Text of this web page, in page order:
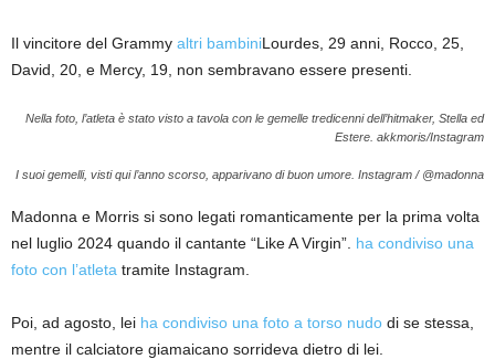
Il vincitore del Grammy altri bambiniLourdes, 29 anni, Rocco, 25,
David, 20, e Mercy, 19, non sembravano essere presenti.
Nella foto, l’atleta è stato visto a tavola con le gemelle tredicenni dell’hitmaker, Stella ed
Estere. akkmoris/Instagram
I suoi gemelli, visti qui l’anno scorso, apparivano di buon umore. Instagram / @madonna
Madonna e Morris si sono legati romanticamente per la prima volta
nel luglio 2024 quando il cantante “Like A Virgin”. ha condiviso una
foto con l’atleta tramite Instagram.
Poi, ad agosto, lei ha condiviso una foto a torso nudo di se stessa,
mentre il calciatore giamaicano sorrideva dietro di lei.